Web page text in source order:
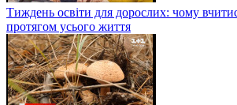
Тиждень освіти для дорослих: чому
протягом усього життя